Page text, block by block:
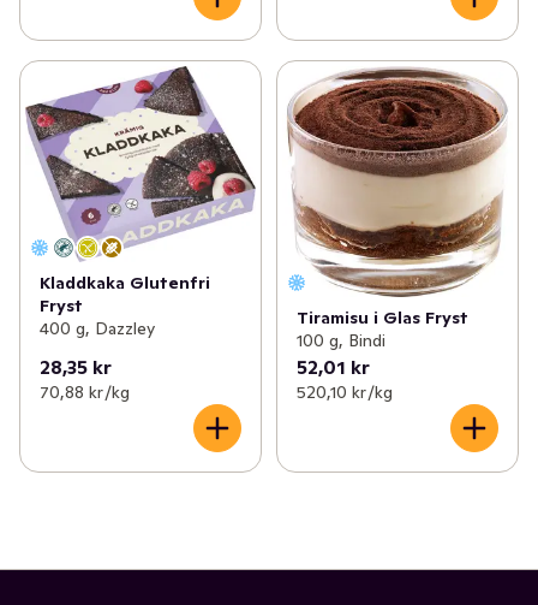
Kladdkaka Glutenfri
Fryst
400 g, Dazzley
28,35 kr
70,88 kr /kg
Tiramisu i Glas Fryst
100 g, Bindi
52,01 kr
520,10 kr /kg